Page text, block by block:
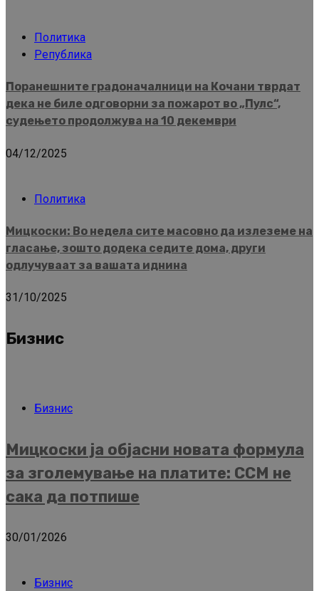
Политика
Република
Поранешните градоначалници на Кочани тврдат
дека не биле одговорни за пожарот во „Пулс“,
судењето продолжува на 10 декември
04/12/2025
Политика
Мицкоски: Во недела сите масовно да излеземе на
гласање, зошто додека седите дома, други
одлучуваат за вашата иднина
31/10/2025
Бизнис
Бизнис
Мицкоски ја објасни новата формула
за зголемување на платите: ССМ не
сака да потпише
30/01/2026
Бизнис